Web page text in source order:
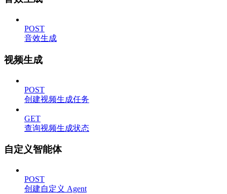
POST
音效生成
视频生成
POST
创建视频生成任务
GET
查询视频生成状态
自定义智能体
POST
创建自定义 Agent